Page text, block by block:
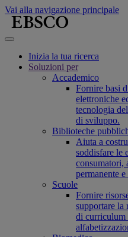
Vai alla navigazione principale
Inizia la tua ricerca
Soluzioni per
Accademico
Fornire basi
elettroniche
tecnologia
di sviluppo.
Biblioteche
Aiuta a
soddisfare le
consumatori,
permanente
Scuole
Fornire
supportare la
di curriculum